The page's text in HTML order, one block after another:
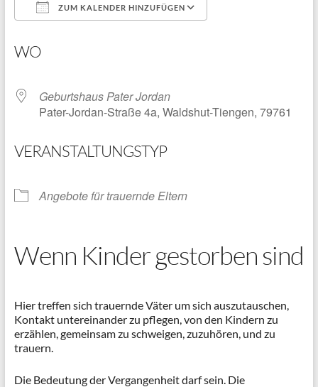
ZUM KALENDER HINZUFÜGEN
WO
Geburtshaus Pater Jordan
Pater-Jordan-Straße 4a, Waldshut-Tiengen, 79761
VERANSTALTUNGSTYP
Angebote für trauernde Eltern
Wenn Kinder gestorben sind
Hier treffen sich trauernde Väter um sich auszutauschen,
Kontakt untereinander zu pflegen, von den Kindern zu
erzählen, gemeinsam zu schweigen, zuzuhören, und zu
trauern.
Die Bedeutung der Vergangenheit darf sein. Die